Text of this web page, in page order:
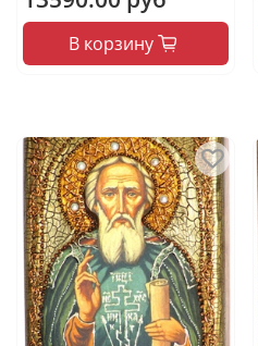
В корзину